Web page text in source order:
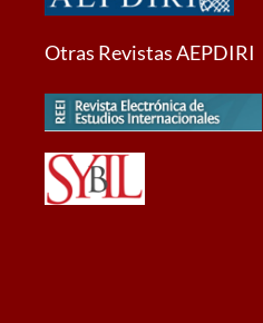
Otras Revistas AEPDIRI